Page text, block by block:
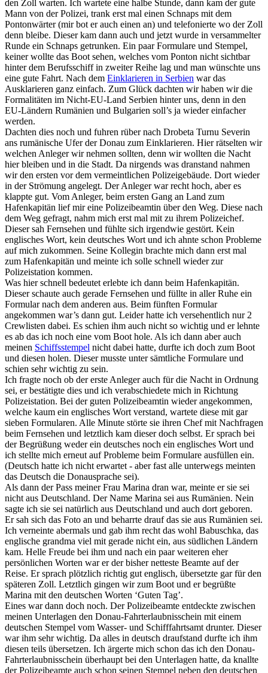
den Zoll warten. Ich wartete eine halbe Stunde, dann kam der gute
Mann von der Polizei, trank erst mal einen Schnaps mit dem
Pontonwärter (mir bot er auch einen an) und telefonierte wo der Zoll
denn bleibe. Dieser kam dann auch und jetzt wurde in versammelter
Runde ein Schnaps getrunken. Ein paar Formulare und Stempel,
keiner wollte das Boot sehen, welches vom Ponton nicht sichtbar
hinter dem Berufsschiff in zweiter Reihe lag und man wünschte uns
eine gute Fahrt. Nach dem Einklarieren in Serbien war das
Ausklarieren ganz einfach. Zum Glück dachten wir haben wir die
Formalitäten im Nicht-EU-Land Serbien hinter uns, denn in den
EU-Ländern Rumänien und Bulgarien soll’s ja wieder einfacher
werden.
Dachten dies noch und fuhren rüber nach Drobeta Turnu Severin
ans rumänische Ufer der Donau zum Einklarieren. Hier rätselten wir
welchen Anleger wir nehmen sollten, denn wir wollten die Nacht
hier bleiben und in die Stadt. Da nirgends was dranstand nahmen
wir den ersten vor dem vermeintlichen Polizeigebäude. Dort wieder
in der Strömung angelegt. Der Anleger war recht hoch, aber es
klappte gut. Vom Anleger, beim ersten Gang an Land zum
Hafenkapitän lief mir eine Polizeibeamtin über den Weg. Diese nach
dem Weg gefragt, nahm mich erst mal mit zu ihrem Polizeichef.
Dieser sah Fernsehen und fühlte sich irgendwie gestört. Kein
englisches Wort, kein deutsches Wort und ich ahnte schon Probleme
auf mich zukommen. Seine Kollegin brachte mich dann erst mal
zum Hafenkapitän und meinte ich solle schnell wieder zur
Polizeistation kommen.
Was hier schnell bedeutet erlebte ich dann beim Hafenkapitän.
Dieser schaute auch gerade Fernsehen und füllte in aller Ruhe ein
Formular nach dem anderen aus. Beim fünften Formular
angekommen war’s dann gut. Leider hatte ich versehentlich nur 2
Crewlisten dabei. Es schien ihm auch nicht so wichtig und er lehnte
es ab das ich noch eine vom Boot hole. Als ich dann aber auch
meinen Schiffsstempel nicht dabei hatte, durfte ich doch zum Boot
und diesen holen. Dieser musste unter sämtliche Formulare und
schien sehr wichtig zu sein.
Ich fragte noch ob der erste Anleger auch für die Nacht in Ordnung
sei, er bestätigte dies und ich verabschiedete mich in Richtung
Polizeistation. Bei der guten Polizeibeamtin wieder angekommen,
welche kaum ein englisches Wort verstand, wartete diese mit gar
sieben Formularen. Alle Minute störte sie ihren Chef mit Nachfragen
beim Fernsehen und letztlich kam dieser doch selbst. Er sprach bei
der Begrüßung weder ein deutsches noch ein englisches Wort und
ich stellte mich erneut auf Probleme beim Formulare ausfüllen ein.
(Deutsch hatte ich nicht erwartet - aber fast alle unterwegs meinten
das Deutsch die Donausprache sei).
Als dann der Pass meiner Frau Marina dran war, meinte er sie sei
nicht aus Deutschland. Der Name Marina sei aus Rumänien. Nein
sagte ich sie sei natürlich aus Deutschland und auch dort geboren.
Er sah sich das Foto an und beharrte drauf das sie aus Rumänien sei.
Ich verneinte abermals und gab ihm recht das wohl Babuschka, das
englische grandma viel mit gerade nicht ein, aus südlichen Ländern
kam. Helle Freude bei ihm und nach ein paar weiteren eher
persönlichen Worten war er der bisher netteste Beamte auf der
Reise. Er sprach plötzlich richtig gut englisch, übersetzte gar für den
späteren Zoll. Letztlich gingen wir zum Boot und er begrüßte
Marina mit den deutschen Worten ‘Guten Tag’.
Eines war dann doch noch. Der Polizeibeamte entdeckte zwischen
meinen Unterlagen den Donau-Fahrterlaubnisschein mit einem
deutschen Stempel vom Wasser- und Schifffahrtsamt drunter. Dieser
war ihm sehr wichtig. Da alles in deutsch draufstand durfte ich ihm
diesen teils übersetzen. Ich ärgerte mich schon das ich den Donau-
Fahrterlaubnisschein überhaupt bei den Unterlagen hatte, da knallte
der Polizeibeamte auch schon seinen Stempel neben den deutschen